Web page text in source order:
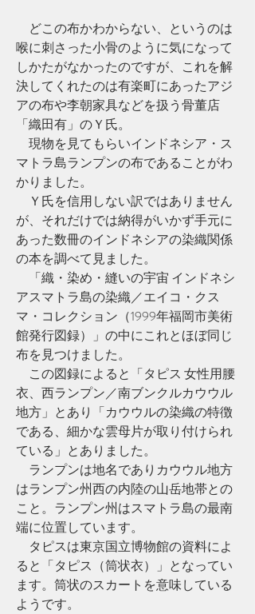
どこの布かわからない、というのは
喉に刺さった小骨のように気になって
しかたがなかったのですが、これを解
決してくれたのは有楽町にあったアジ
アの布や李朝家具などを扱う骨董店
「織田有」のＹ氏。
現物を見てもらいインドネシア・ス
マトラ島ランプンの布であることがわ
かりました。
Ｙ氏を信用しない訳ではありません
が、それだけでは納得がいかず手元に
あった数冊のインドネシアの染織関係
の本を調べて見ました。
「織・染め・縫いの宇宙 インドネシ
アスマトラ島の染織／エイコ・クス
マ・コレクション（1999年福岡市美術
館発行図録）」の中にこれとほぼ同じ
布を見つけました。
この図録によると「タピス 女性用腰
衣、西ランプン／南ブンクルカウウル
地方」とあり「カウウルの染織の特徴
である、細かな雲母片が取り付けられ
ている」とありました。
ランプンは地名でありカウウル地方
はランプン州西の内陸の山岳地帯との
こと。ランプン州はスマトラ島の最南
端に位置しています。
タピスは東京国立博物館の資料によ
ると「タピス（筒状衣）」となってい
ます。筒状のスカートを意味している
ようです。